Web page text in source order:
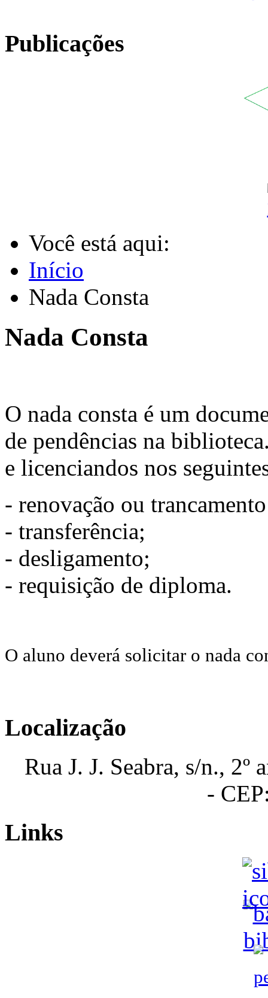
Publicações
Você está aqui:
Início
Nada Consta
Nada Consta
O nada consta é um
de pendências na
e licenciandos nos
- renovação ou
- transferência;
- desligamento;
- requisição de diploma.
O aluno deverá solicitar o nada
Localização
Rua J. J. Seabra, s/n., 2º
-
Links